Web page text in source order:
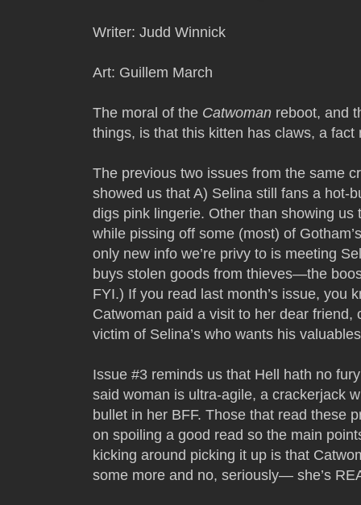
Writer: Judd Winnick
Art: Guillem March
The moral of the Catwoman reboot, and
things, is that this kitten has claws, a
The previous two issues from the same
showed us that A) Selina still fans a hot-
digs pink lingerie. Other than showing us
while pissing off some (most) of
only new info we’re privy to is meeting
buys stolen goods from thieves—the
FYI.) If you read last month’s issue, you
Catwoman paid a visit to her dear friend,
victim of Selina’s who wants his
Issue #3 reminds us that Hell hath no
said woman is ultra-agile, a crackerjack
bullet in her BFF. Those that read these
on spoiling a good read so the main
kicking around picking it up is that
some more and no, seriously— she’s